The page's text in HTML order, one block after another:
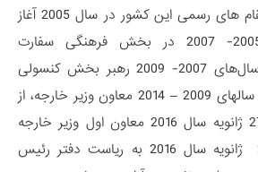
است. فعالیت وی در مقام های رسمی این کشور در سال 2005 آغاز
شده است. سال­های 2005- 2007 در بخش فرهنگی سفارت
تاجیکستان در آمریکا، سال‌های 2007- 2009 رهبر بخش کنسولی
وزارت خارجه این کشور، سال­های 2009 – 2014 معاون وزیر خارجه، از
ماه می سال 2014 تا 27 ژانویه سال 2016 معاون اول وزیر خارجه
تاجیکستان بود. در 27 ژانویه سال 2016 به ریاست دفتر رئیس